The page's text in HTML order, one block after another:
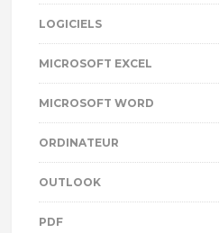
LOGICIELS
MICROSOFT EXCEL
MICROSOFT WORD
ORDINATEUR
OUTLOOK
PDF